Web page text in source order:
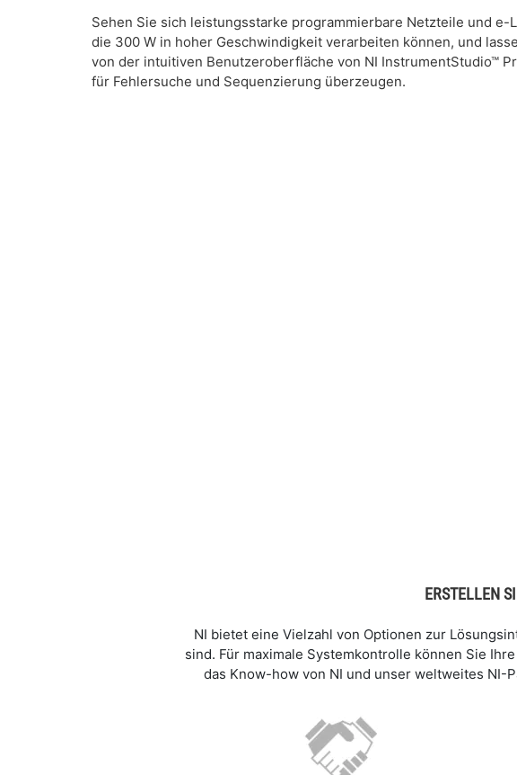
Sehen Sie sich leistungsstarke programmierbare Netzteile und e-
die 300 W in hoher Geschwindigkeit verarbeiten können, und
von der intuitiven Benutzeroberfläche von NI InstrumentStudio™
für Fehlersuche und Sequenzierung überzeugen.
ERSTELLEN
NI bietet eine Vielzahl von Optionen zur
sind. Für maximale Systemkontrolle können Sie
das Know-how von NI und unser weltweites